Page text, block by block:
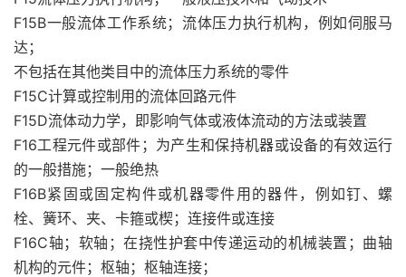
F15B一般流体工作系统；流体压力执行机构，例如伺服马
达；
不包括在其他类目中的流体压力系统的零件
F15C计算或控制用的流体回路元件
F15D流体动力学，即影响气体或液体流动的方法或装置
F16工程元件或部件；为产生和保持机器或设备的有效运行
的一般措施；一般绝热
F16B紧固或固定构件或机器零件用的器件，例如钉、螺
栓、簧环、夹、卡箍或楔；连接件或连接
F16C轴；软轴；在挠性护套中传递运动的机械装置；曲轴
机构的元件；枢轴；枢轴连接；